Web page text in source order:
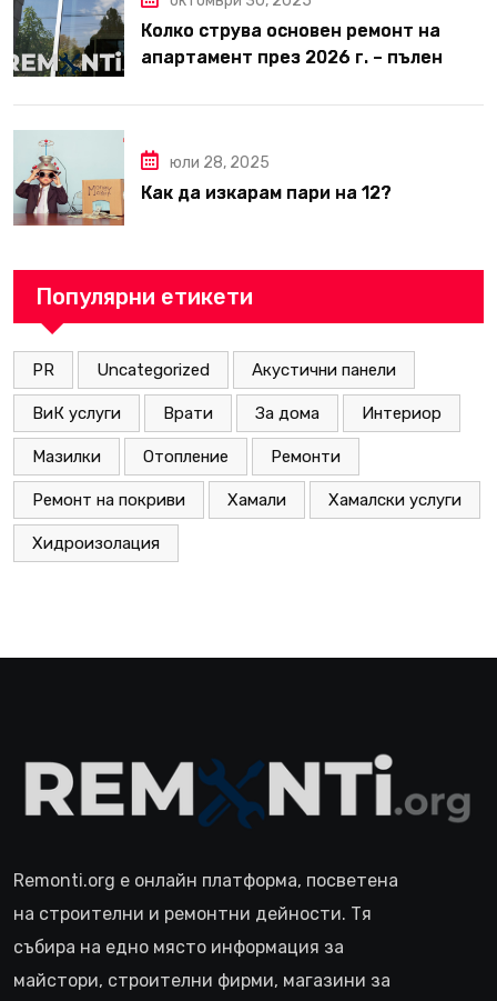
Колко струва основен ремонт на
апартамент през 2026 г. – пълен
юли 28, 2025
Как да изкарам пари на 12?
Популярни етикети
PR Uncategorized Акустични панели
ВиК услуги Врати За дома Интериор
Мазилки Отопление Ремонти
Ремонт на покриви Хамали Хамалски услуги
Хидроизолация
Remonti.org е онлайн платформа, посветена
на строителни и ремонтни дейности. Тя
събира на едно място информация за
майстори, строителни фирми, магазини за